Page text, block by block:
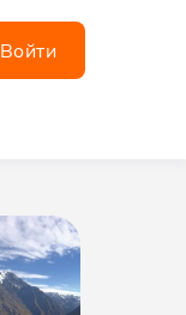
Войти